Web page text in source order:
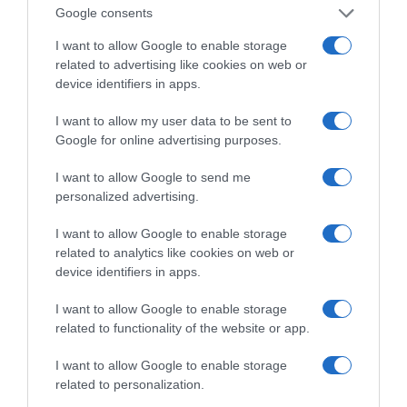
Google consents
I want to allow Google to enable storage
related to advertising like cookies on web or
device identifiers in apps.
I want to allow my user data to be sent to
Google for online advertising purposes.
I want to allow Google to send me
personalized advertising.
I want to allow Google to enable storage
related to analytics like cookies on web or
device identifiers in apps.
I want to allow Google to enable storage
related to functionality of the website or app.
I want to allow Google to enable storage
related to personalization.